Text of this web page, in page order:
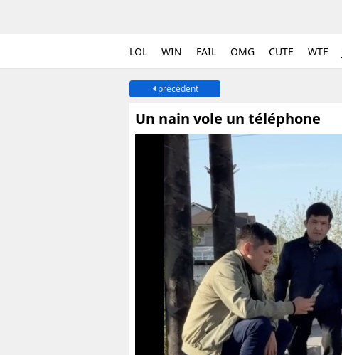
LOL WIN FAIL OMG CUTE WTF
précédent
Un nain vole un téléphone